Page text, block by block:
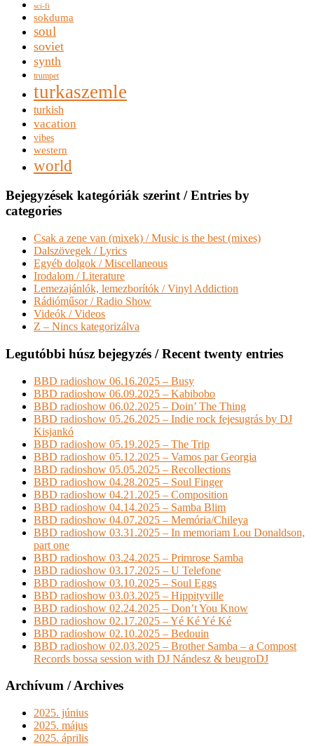
sci-fi
sokduma
soul
soviet
synth
trumpet
turkaszemle
turkish
vacation
vibes
western
world
Bejegyzések kategóriák szerint / Entries by
categories
Csak a zene van (mixek) / Music is the best (mixes)
Dalszövegek / Lyrics
Egyéb dolgok / Miscellaneous
Irodalom / Literature
Lemezajánlók, lemezborítók / Vinyl Addiction
Rádióműsor / Radio Show
Videók / Videos
Z – Nincs kategorizálva
Legutóbbi húsz bejegyzés / Recent twenty entries
BBD radioshow 06.16.2025 – Busy
BBD radioshow 06.09.2025 – Kabibobo
BBD radioshow 06.02.2025 – Doin’ The Thing
BBD radioshow 05.26.2025 – Indie rock fejesugrás by DJ
Kisjankó
BBD radioshow 05.19.2025 – The Trip
BBD radioshow 05.12.2025 – Vamos par Georgia
BBD radioshow 05.05.2025 – Recollections
BBD radioshow 04.28.2025 – Soul Finger
BBD radioshow 04.21.2025 – Composition
BBD radioshow 04.14.2025 – Samba Blim
BBD radioshow 04.07.2025 – Memória/Chileya
BBD radioshow 03.31.2025 – In memoriam Lou Donaldson,
part one
BBD radioshow 03.24.2025 – Primrose Samba
BBD radioshow 03.17.2025 – U Telefone
BBD radioshow 03.10.2025 – Soul Eggs
BBD radioshow 03.03.2025 – Hippityville
BBD radioshow 02.24.2025 – Don’t You Know
BBD radioshow 02.17.2025 – Yé Ké Yé Ké
BBD radioshow 02.10.2025 – Bedouin
BBD radioshow 02.03.2025 – Brother Samba – a Compost
Records bossa session with DJ Nándesz & beugroDJ
Archívum / Archives
2025. június
2025. május
2025. április